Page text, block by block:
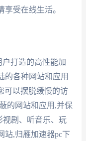
受在线生活。
打造的高性能加
的各种网站和应用
可以摆脱缓慢的访
的网站和应用,并保
视剧、听音乐、玩
站,归雁加速器pc下